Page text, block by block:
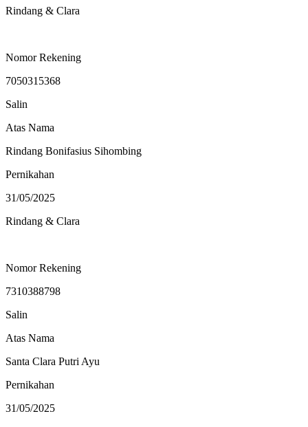
Rindang & Clara
Nomor Rekening
7050315368
Salin
Atas Nama
Rindang Bonifasius Sihombing
Pernikahan
31/05/2025
Rindang & Clara
Nomor Rekening
7310388798
Salin
Atas Nama
Santa Clara Putri Ayu
Pernikahan
31/05/2025